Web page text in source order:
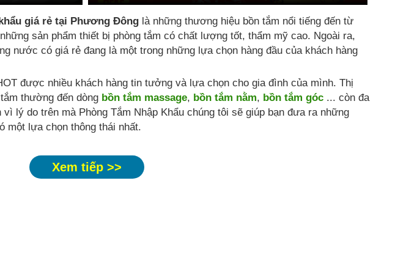
giá rẻ tại Phương Đông là những thương hiệu bồn tắm nổi tiếng đến từ
sản phẩm thiết bị phòng tắm có chất lượng tốt, thẩm mỹ cao. Ngoài ra,
nước có giá rẻ đang là một trong những lựa chọn hàng đầu của khách hàng
được nhiều khách hàng tin tưởng và lựa chọn cho gia đình của mình. Thị
thường đến dòng bồn tắm massage, bồn tắm nằm, bồn tắm góc ... còn đa
lý do trên mà Phòng Tắm Nhập Khẩu chúng tôi sẽ giúp bạn đưa ra những
một lựa chọn thông thái nhất.
Xem tiếp >>